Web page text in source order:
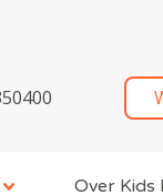
Over Kids